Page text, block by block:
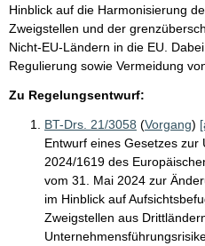
Hinblick auf die Harmonisierung
Zweigstellen und der
Nicht-EU-Ländern in die EU.
Regulierung sowie Vermeidung
Zu Regelungsentwurf:
BT-Drs. 21/3058 (Vorgang)
Entwurf eines Gesetzes zur
2024/1619 des
vom 31. Mai 2024 zur
im Hinblick auf
Zweigstellen aus